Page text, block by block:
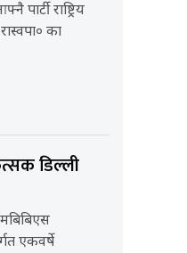
पार्टी राष्ट्रिय
का
डिल्ली
एकवर्षे